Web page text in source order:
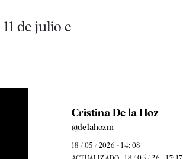
de julio e
Cristina De la Hoz
@delahozm
18 / 05 / 2026 - 14: 08
18 / 05 / 26 - 17: 17